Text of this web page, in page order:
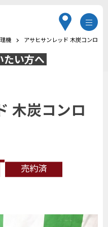
機 アサヒサンレッド 木炭コンロ
たい方へ
木炭コンロ
売約済